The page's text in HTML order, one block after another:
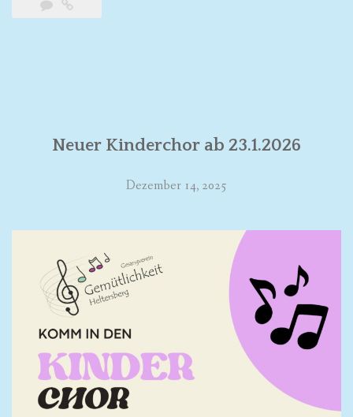
Neuer Kinderchor ab 23.1.2026
Dezember 14, 2025